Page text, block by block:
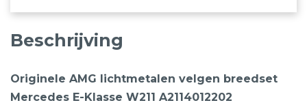
Beschrijving
Originele AMG lichtmetalen velgen breedset
Mercedes E-Klasse W211 A2114012202